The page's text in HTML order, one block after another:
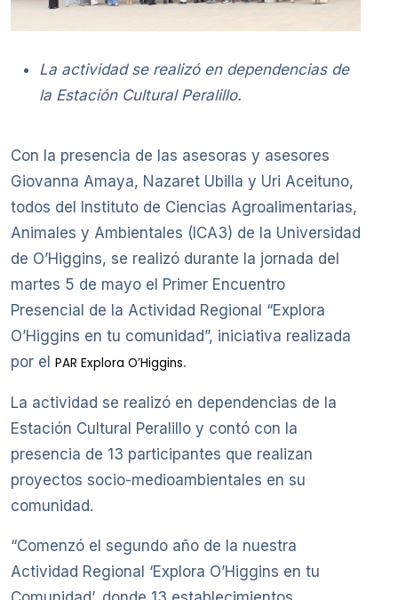
La actividad se realizó en dependencias de
la Estación Cultural Peralillo.
Con la presencia de las asesoras y asesores
Giovanna Amaya, Nazaret Ubilla y Uri Aceituno,
todos del Instituto de Ciencias Agroalimentarias,
Animales y Ambientales (ICA3) de la Universidad
de O’Higgins, se realizó durante la jornada del
martes 5 de mayo el Primer Encuentro
Presencial de la Actividad Regional “Explora
O’Higgins en tu comunidad”, iniciativa realizada
por el PAR Explora O’Higgins.
La actividad se realizó en dependencias de la
Estación Cultural Peralillo y contó con la
presencia de 13 participantes que realizan
proyectos socio-medioambientales en su
comunidad.
“Comenzó el segundo año de la nuestra
Actividad Regional ‘Explora O’Higgins en tu